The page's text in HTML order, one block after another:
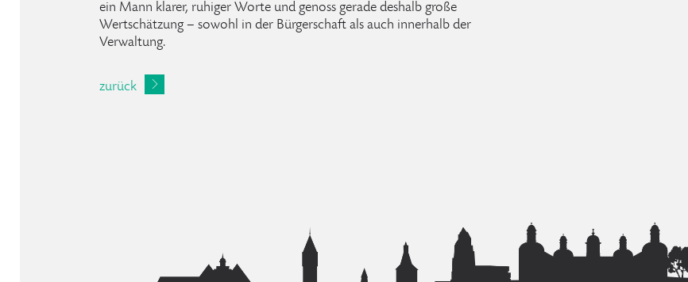
ein Mann klarer, ruhiger Worte und genoss gerade deshalb große
Wertschätzung – sowohl in der Bürgerschaft als auch innerhalb der
Verwaltung.
zurück